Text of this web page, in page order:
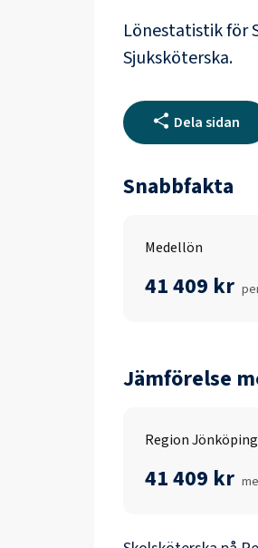
Lönestatistik för
Sjuksköterska.
Dela sidan
Snabbfakta
Medellön
41 409 kr
Jämförelse
Region Jönköping
41 409 kr